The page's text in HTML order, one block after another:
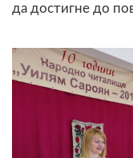
да достигне до